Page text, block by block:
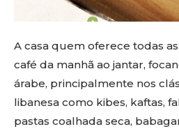
A casa quem oferece todas
café da manhã ao jantar,
árabe, principalmente nos
libanesa como kibes, kaftas,
pastas coalhada seca,